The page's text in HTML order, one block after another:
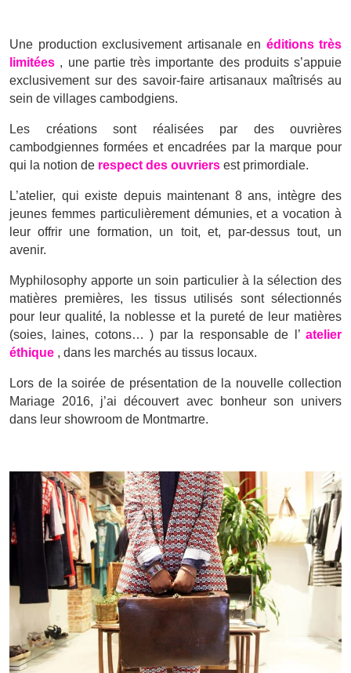
Une production exclusivement artisanale en éditions très
limitées , une partie très importante des produits s’appuie
exclusivement sur des savoir-faire artisanaux maîtrisés au
sein de villages cambodgiens.
Les créations sont réalisées par des ouvrières
cambodgiennes formées et encadrées par la marque pour
qui la notion de respect des ouvriers est primordiale.
L’atelier, qui existe depuis maintenant 8 ans, intègre des
jeunes femmes particulièrement démunies, et a vocation à
leur offrir une formation, un toit, et, par-dessus tout, un
avenir.
Myphilosophy apporte un soin particulier à la sélection des
matières premières, les tissus utilisés sont sélectionnés
pour leur qualité, la noblesse et la pureté de leur matières
(soies, laines, cotons… ) par la responsable de l’ atelier
éthique , dans les marchés au tissus locaux.
Lors de la soirée de présentation de la nouvelle collection
Mariage 2016, j’ai découvert avec bonheur son univers
dans leur showroom de Montmartre.